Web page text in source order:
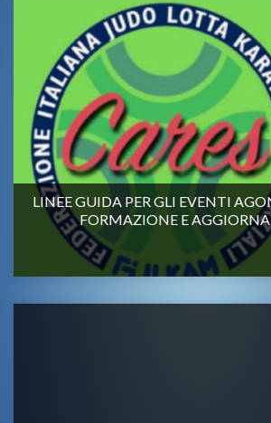
LINEE GUIDA PER GLI EVENTI
FORMAZIONE E